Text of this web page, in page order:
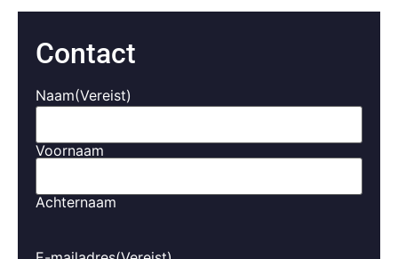
zonnepanelen en gebruik 100% groene energie.
keuze van de juiste laadpaal en bieden volledige
Onze Diensten
Laadpaal Installatie– Wij installeren laadpalen voor
situatie.
Contact
Naam(Vereist)
Voornaam
Achternaam